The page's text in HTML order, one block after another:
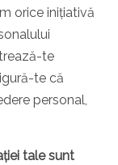
orice inițiativă
te
te că
personal,
tale sunt